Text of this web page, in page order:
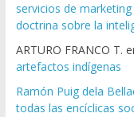
servicios de
doctrina sobre la
ARTURO FRANCO T.
artefactos indígenas
Ramón Puig dela
todas las encíclicas